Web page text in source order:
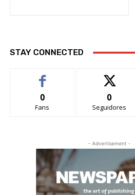
STAY CONNECTED
0
Fans
0
Seguidores
- Advertisement -